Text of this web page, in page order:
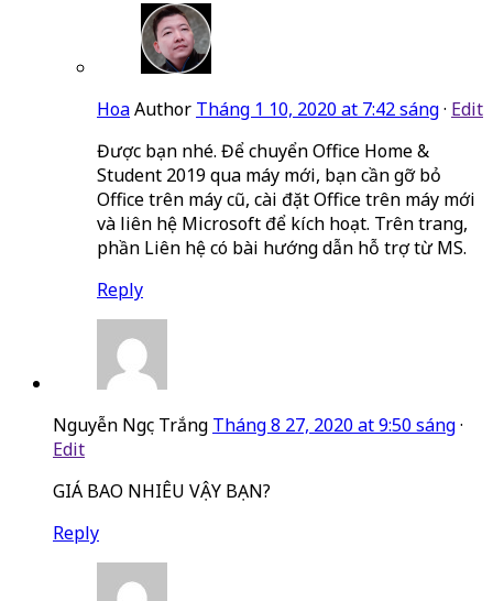
HoaAuthor Tháng 1 10, 2020 at 7:42 sáng· Edit
Được bạn nhé. Để chuyển Office Home &
Student 2019 qua máy mới, bạn cần gỡ bỏ
Office trên máy cũ, cài đặt Office trên máy mới
và liên hệ Microsoft để kích hoạt. Trên trang,
phần Liên hệ có bài hướng dẫn hỗ trợ từ MS.
Reply
Nguyễn Ngọc Trắng Tháng 8 27, 2020 at 9:50 sáng·
Edit
GIÁ BAO NHIÊU VẬY BẠN?
Reply